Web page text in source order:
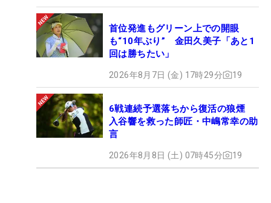
首位発進もグリーン上での開眼
も“10年ぶり” 金田久美子「あと1
回は勝ちたい」
2026年8月7日 (金) 17時29分 19
6戦連続予選落ちから復活の狼煙
入谷響を救った師匠・中嶋常幸の助
言
2026年8月8日 (土) 07時45分 19